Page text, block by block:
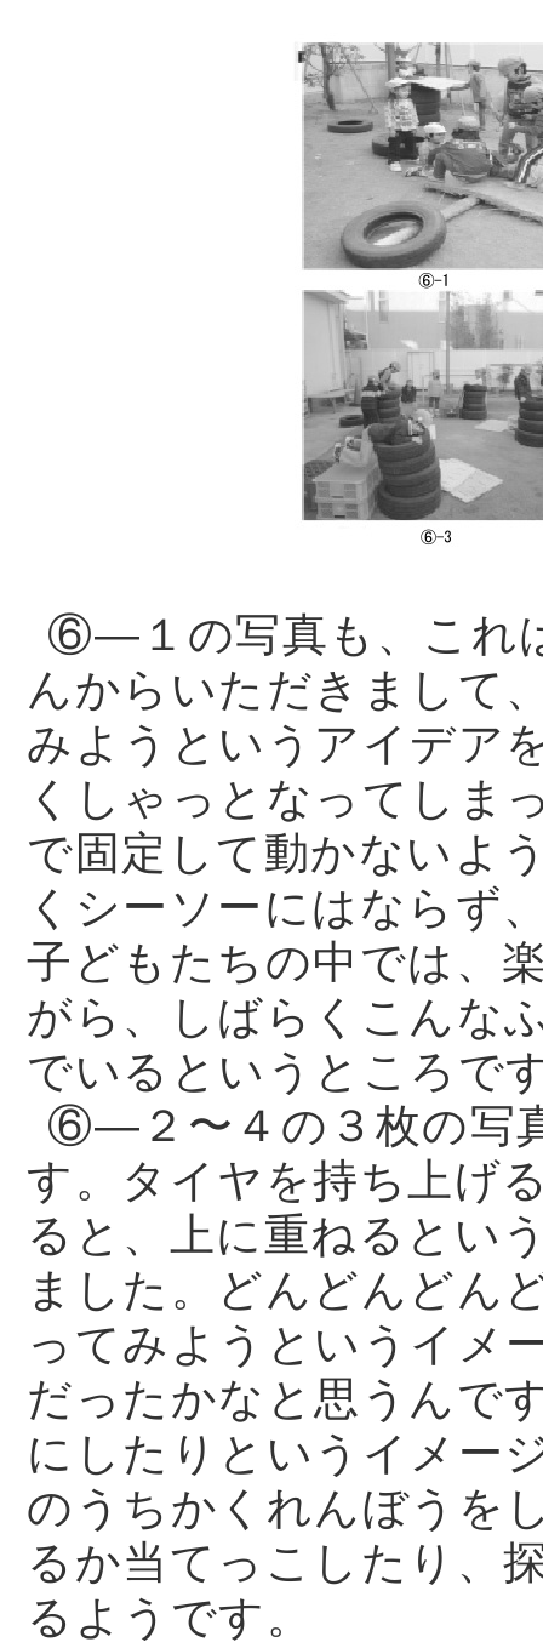
⑥—１の写真も、これ
んからいただきまして
みようというアイデア
くしゃっとなってしま
で固定して動かないよ
くシーソーにはならず
子どもたちの中では、
がら、しばらくこんな
でいるというところで
⑥—２〜４の３枚の写
す。タイヤを持ち上げ
ると、上に重ねるとい
ました。どんどんどん
ってみようというイメ
だったかなと思うんで
にしたりというイメー
のうちかくれんぼうを
るか当てっこしたり、
るようです。